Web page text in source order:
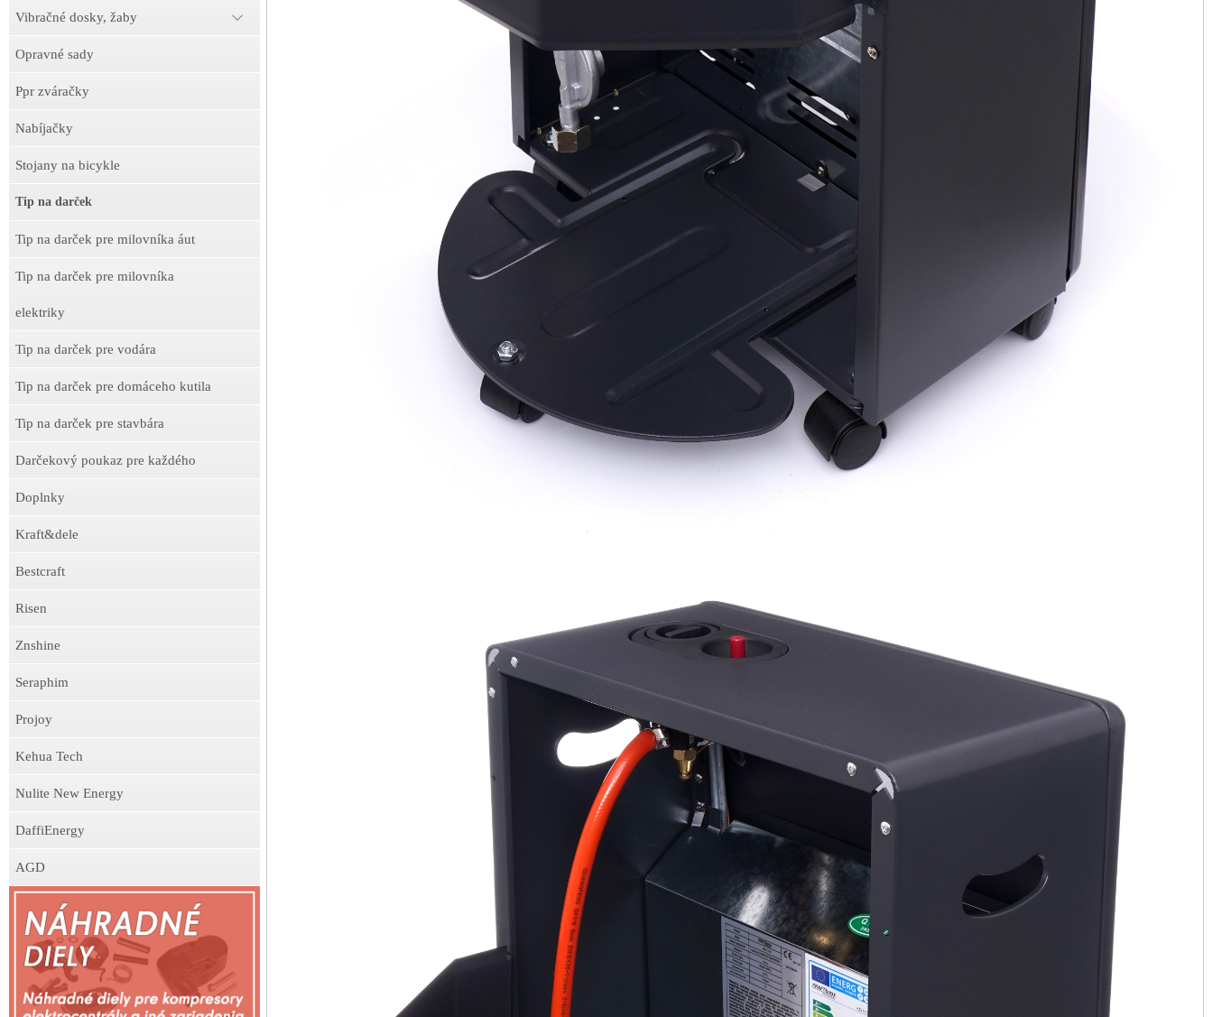
Vibračné dosky, žaby
Opravné sady
Ppr zváračky
Nabíjačky
Stojany na bicykle
Tip na darček
Tip na darček pre milovníka áut
Tip na darček pre milovníka
elektriky
Tip na darček pre vodára
Tip na darček pre domáceho kutila
Tip na darček pre stavbára
Darčekový poukaz pre každého
Doplnky
Kraft&dele
Bestcraft
Risen
Znshine
Seraphim
Projoy
Kehua Tech
Nulite New Energy
DaffiEnergy
AGD